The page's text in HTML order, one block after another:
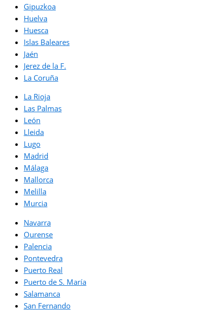
Gipuzkoa
Huelva
Huesca
Islas Baleares
Jaén
Jerez de la F.
La Coruña
La Rioja
Las Palmas
León
Lleida
Lugo
Madrid
Málaga
Mallorca
Melilla
Murcia
Navarra
Ourense
Palencia
Pontevedra
Puerto Real
Puerto de S. María
Salamanca
San Fernando